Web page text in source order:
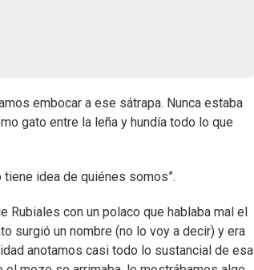
embocar a ese sátrapa. Nunca estaba
gato entre la leña y hundía todo lo que
tiene idea de quiénes somos”.
con un polaco que hablaba mal el
surgió un nombre (no lo voy a decir) y era
anotamos casi todo lo sustancial de esa